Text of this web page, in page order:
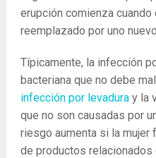
erupción comienza
reemplazado por uno
Típicamente, la infección
bacteriana que no debe
infección por levadura y la
que no son causadas por
riesgo aumenta si la mujer
de productos relacionados